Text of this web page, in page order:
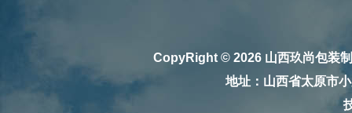
CopyRight © 2026 山西玖尚包装
地址：山西省太原市